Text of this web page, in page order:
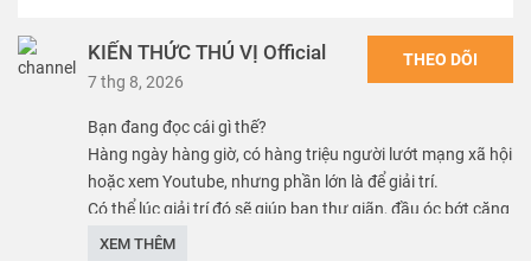
KIẾN THỨC THÚ VỊ Official
7 thg 8, 2026
THEO DÕI
Bạn đang đọc cái gì thế?
Hàng ngày hàng giờ, có hàng triệu người lướt mạng xã hội
hoặc xem Youtube, nhưng phần lớn là để giải trí.
Có thể lúc giải trí đó sẽ giúp bạn thư giãn, đầu óc bớt căng
thẳng để lấy lại sự tỉnh táo để tiếp tục học tập và làm việc.
XEM THÊM